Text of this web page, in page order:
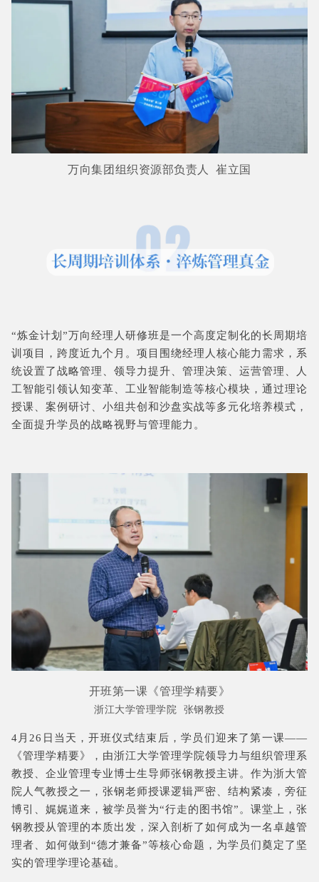
万向集团组织资源部负责人 崔立国
“炼金计划”万向经理人研修班是一个高度定制化的长周期培
训项目，跨度近九个月。项目围绕经理人核心能力需求，系
统设置了战略管理、领导力提升、管理决策、运营管理、人
工智能引领认知变革、工业智能制造等核心模块，通过理论
授课、案例研讨、小组共创和沙盘实战等多元化培养模式，
全面提升学员的战略视野与管理能力。
开班第一课《管理学精要》
浙江大学管理学院 张钢教授
4月26日当天，开班仪式结束后，学员们迎来了第一课——
《管理学精要》，由浙江大学管理学院领导力与组织管理系
教授、企业管理专业博士生导师张钢教授主讲。作为浙大管
院人气教授之一，张钢老师授课逻辑严密、结构紧凑，旁征
博引、娓娓道来，被学员誉为“行走的图书馆”。课堂上，张
钢教授从管理的本质出发，深入剖析了如何成为一名卓越管
理者、如何做到“德才兼备”等核心命题，为学员们奠定了坚
实的管理学理论基础。